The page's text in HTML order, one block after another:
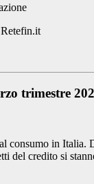
trimestre
consumo in
credito si